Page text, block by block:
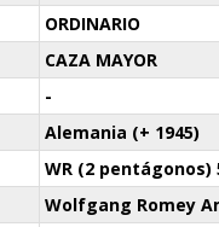
ORDINARIO
CAZA MAYOR
-
Alemania (+ 1945)
WR (2 pentágonos)
Wolfgang Romey